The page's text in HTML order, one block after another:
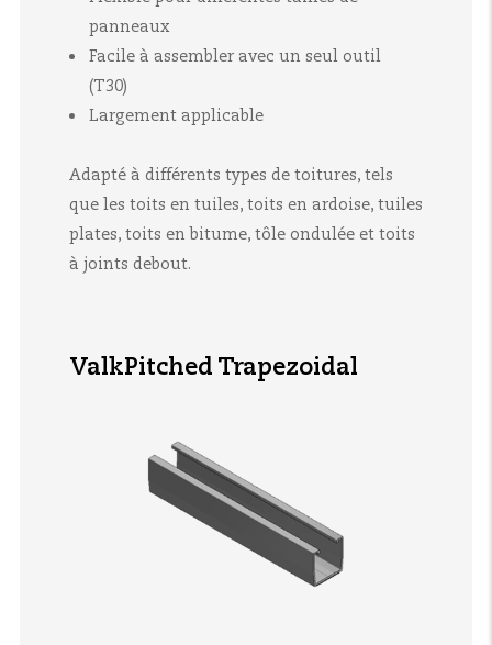
panneaux
Facile à assembler avec un seul outil
(T30)
Largement applicable
Adapté à différents types de toitures, tels
que les toits en tuiles, toits en ardoise, tuiles
plates, toits en bitume, tôle ondulée et toits
à joints debout.
ValkPitched Trapezoidal